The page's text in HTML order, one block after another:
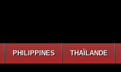
PHILIPPINES THAÏLANDE